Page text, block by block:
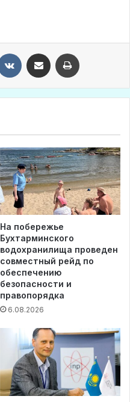
На побережье
Бухтарминского
водохранилища проведен
совместный рейд по
обеспечению
безопасности и
правопорядка
6.08.2026